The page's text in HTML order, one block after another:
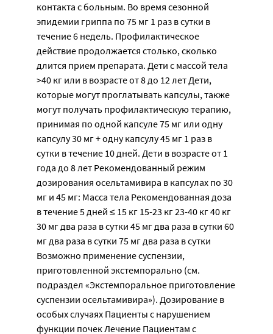
контакта с больным. Во время сезонной
эпидемии гриппа по 75 мг 1 раз в сутки в
течение 6 недель. Профилактическое
действие продолжается столько, сколько
длится прием препарата. Дети с массой тела
>40 кг или в возрасте от 8 до 12 лет Дети,
которые могут проглатывать капсулы, также
могут получать профилактическую терапию,
принимая по одной капсуле 75 мг или одну
капсулу 30 мг + одну капсулу 45 мг 1 раз в
сутки в течение 10 дней. Дети в возрасте от 1
года до 8 лет Рекомендованный режим
дозирования осельтамивира в капсулах по 30
мг и 45 мг: Масса тела Рекомендованная доза
в течение 5 дней ≤ 15 кг 15-23 кг 23-40 кг 40 кг
30 мг два раза в сутки 45 мг два раза в сутки 60
мг два раза в сутки 75 мг два раза в сутки
Возможно применение суспензии,
приготовленной экстемпорально (см.
подраздел «Экстемпоральное приготовление
суспензии осельтамивира»). Дозирование в
особых случаях Пациенты с нарушением
функции почек Лечение Пациентам с